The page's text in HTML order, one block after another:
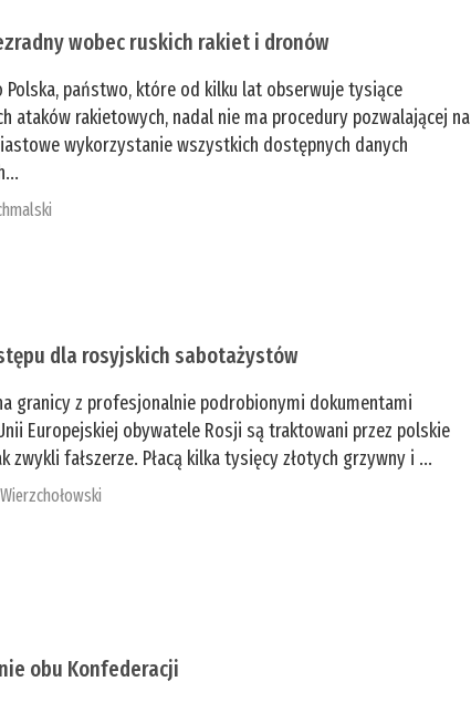
wobec ruskich rakiet i dronów
Polska, państwo, które od kilku lat obserwuje tysiące
ataków rakietowych, nadal nie ma procedury pozwalającej na
wykorzystanie wszystkich dostępnych danych
dla rosyjskich sabotażystów
granicy z profesjonalnie podrobionymi dokumentami
Europejskiej obywatele Rosji są traktowani przez polskie
zwykli fałszerze. Płacą kilka tysięcy złotych grzywny i ...
obu Konfederacji